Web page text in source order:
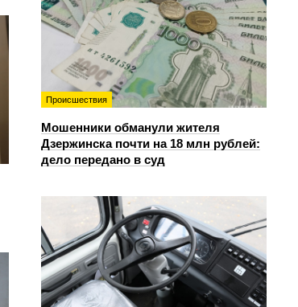
Происшествия
Мошенники обманули жителя
Дзержинска почти на 18 млн рублей:
дело передано в суд